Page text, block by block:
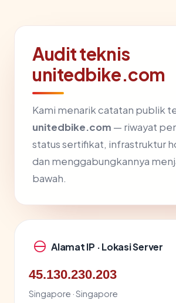
Audit teknis
unitedbike.com
Kami menarik catatan publik
unitedbike.com — riwayat
status sertifikat, infrastruktur
dan menggabungkannya
bawah.
Alamat IP · Lokasi Server
45.130.230.203
Singapore · Singapore